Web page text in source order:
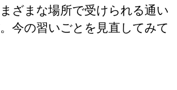
ざまな場所で受けられる通い
今の習いごとを見直してみて